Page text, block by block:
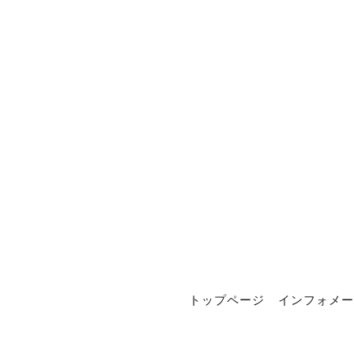
トップページ インフォメ